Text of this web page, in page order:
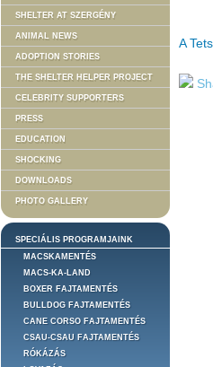
SHELTER AT SZERGÉNY
ANIMAL NEWS
ADOPTION STORIES
THE SHELTER HELPER PROJECT
CELEBRITY SUPPORTERS
PRESS
EDUCATION
SHOCKING
DOWNLOADS
PHOTO GALLERY
SPECIÁLIS PROGRAMJAINK
MACSKAMENTÉS
MACS-KA-LAND
BOXER FAJTAMENTÉS
BULLDOG FAJTAMENTÉS
CANE CORSO FAJTAMENTÉS
CSAU-CSAU FAJTAMENTÉS
RÓKÁZÁS
A